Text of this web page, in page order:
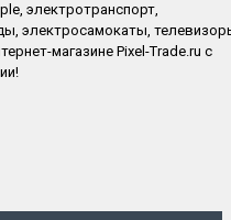
электротранспорт,
электросамокаты,
магазине Pixel-Trade.ru с